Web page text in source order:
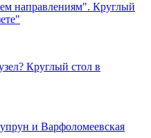
направлениям". Круглый
Круглый стол в
и Варфоломеевская